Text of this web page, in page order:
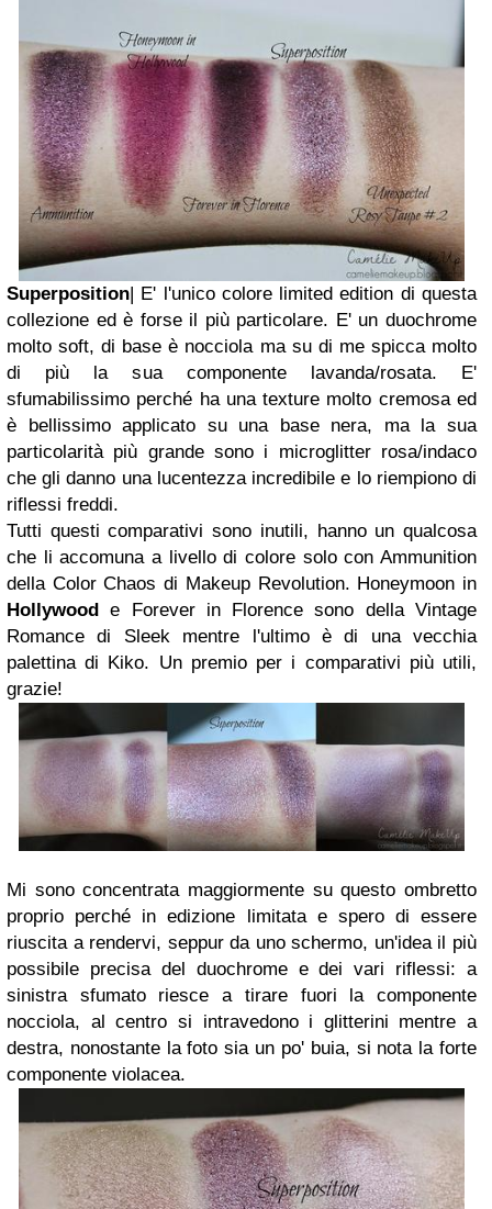
Superposition| E' l'unico colore limited edition di questa
collezione ed è forse il più particolare. E' un duochrome
molto soft, di base è nocciola ma su di me spicca molto
di più la sua componente lavanda/rosata. E'
sfumabilissimo perché ha una texture molto cremosa ed
è bellissimo applicato su una base nera, ma la sua
particolarità più grande sono i microglitter rosa/indaco
che gli danno una lucentezza incredibile e lo riempiono di
riflessi freddi.
Tutti questi comparativi sono inutili, hanno un qualcosa
che li accomuna a livello di colore solo con Ammunition
della Color Chaos di Makeup Revolution. Honeymoon in
Hollywood e Forever in Florence sono della Vintage
Romance di Sleek mentre l'ultimo è di una vecchia
palettina di Kiko. Un premio per i comparativi più utili,
grazie!
Mi sono concentrata maggiormente su questo ombretto
proprio perché in edizione limitata e spero di essere
riuscita a rendervi, seppur da uno schermo, un'idea il più
possibile precisa del duochrome e dei vari riflessi: a
sinistra sfumato riesce a tirare fuori la componente
nocciola, al centro si intravedono i glitterini mentre a
destra, nonostante la foto sia un po' buia, si nota la forte
componente violacea.